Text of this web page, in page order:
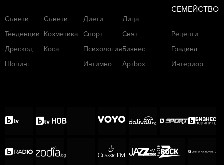
Съвети
Тенденции
Дрескод
Шопинг
Съвети
Козметика
Коса
Диети
Спорт
Психология
Интимно
Лица
Свят
Бизнес
Артbox
СЕМЕЙСТВО
Рецепти
Градина
Интериор